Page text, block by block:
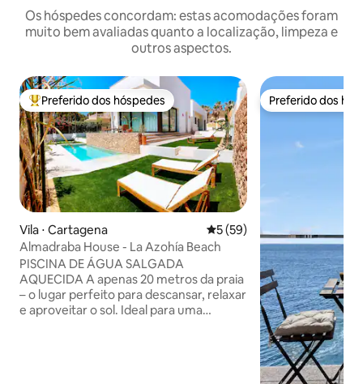
Os hóspedes concordam: estas acomodações foram
muito bem avaliadas quanto a localização, limpeza e
outros aspectos.
Entre os melhores preferidos dos hóspedes
Preferido dos hóspedes
Vila ⋅ Cartagena 5 de uma avaliação média
5 (59)
Almadraba House - La Azohía Beach
PISCINA DE ÁGUA SALGADA
AQUECIDA A apenas 20 metros da praia
– o lugar perfeito para descansar, relaxar
e aproveitar o sol. Ideal para uma
Preferido dos
Preferido dos